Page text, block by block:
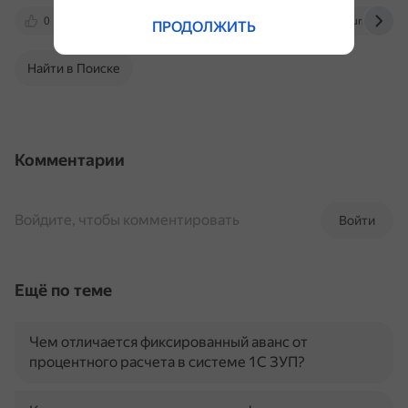
0 www.1ab.ru assino.ru it-murman.ru
Найти в Поиске
Комментарии
Войти
Войдите, чтобы комментировать
Ещё по теме
Чем отличается фиксированный аванс от
процентного расчета в системе 1С ЗУП?
ПРОДОЛЖИТЬ